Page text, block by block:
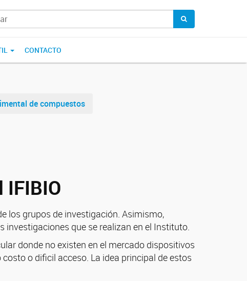
CONTACTO
de compuestos
los grupos de investigación. Asimismo,
que se realizan en el Instituto.
donde no existen en el mercado dispositivos
o dificil acceso. La idea principal de estos